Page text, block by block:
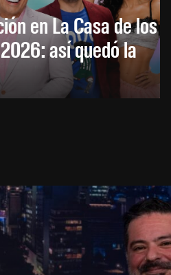
en La Casa de los
así quedó la